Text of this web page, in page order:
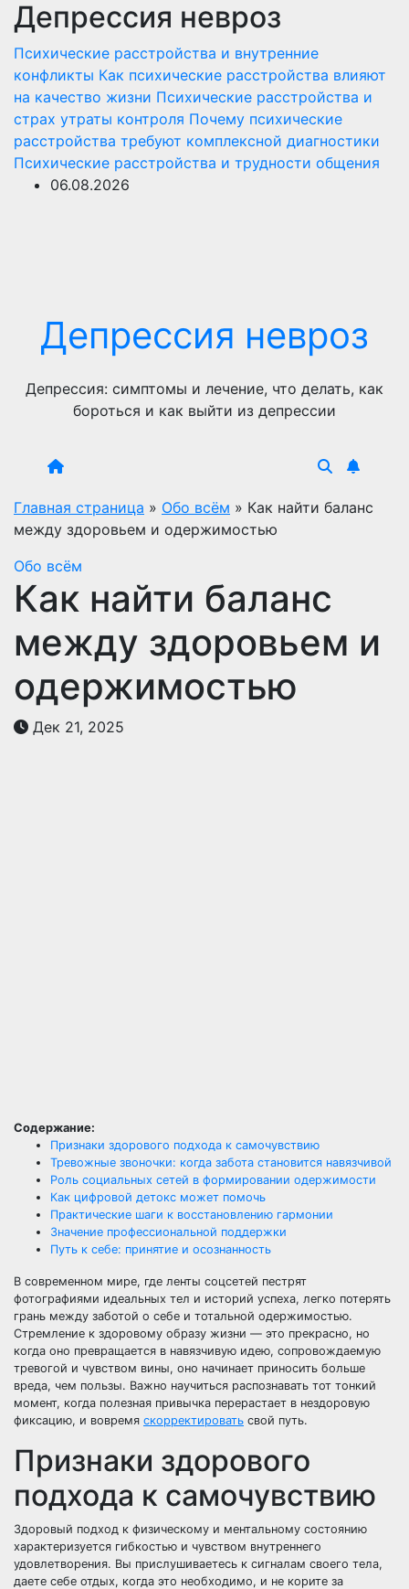
Перейти
содержимому
Депрессия невроз
Психические расстройства и внутренние
конфликты Как психические расстройства влияют
на качество жизни Психические расстройства и
страх утраты контроля Почему психические
расстройства требуют комплексной диагностики
Психические расстройства и трудности общения
06.08.2026
Депрессия невроз
Депрессия: симптомы и лечение, что делать, как
бороться и как выйти из депрессии
Главная страница » Обо всём » Как найти баланс
между здоровьем и одержимостью
Обо всём
Как найти баланс
между здоровьем и
одержимостью
Дек 21, 2025
Содержание:
Признаки здорового подхода к самочувствию
Тревожные звоночки: когда забота становится навязчивой
Роль социальных сетей в формировании одержимости
Как цифровой детокс может помочь
Практические шаги к восстановлению гармонии
Значение профессиональной поддержки
Путь к себе: принятие и осознанность
В современном мире, где ленты соцсетей пестрят
фотографиями идеальных тел и историй успеха, легко потерять
грань между заботой о себе и тотальной одержимостью.
Стремление к здоровому образу жизни — это прекрасно, но
когда оно превращается в навязчивую идею, сопровождаемую
тревогой и чувством вины, оно начинает приносить больше
вреда, чем пользы. Важно научиться распознавать тот тонкий
момент, когда полезная привычка перерастает в нездоровую
фиксацию, и вовремя скорректировать свой путь.
Признаки здорового
подхода к самочувствию
Здоровый подход к физическому и ментальному состоянию
характеризуется гибкостью и чувством внутреннего
удовлетворения. Вы прислушиваетесь к сигналам своего тела,
даете себе отдых, когда это необходимо, и не корите за